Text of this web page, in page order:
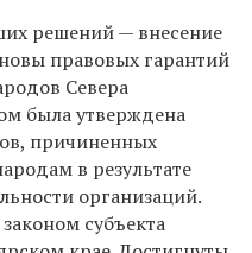
решений — внесение
правовых гарантий
Севера
была утверждена
причиненных
в результате
организаций.
субъекта